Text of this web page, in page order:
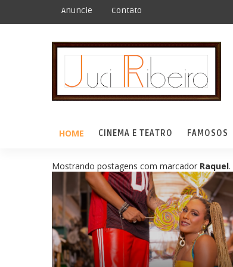
Anuncie Contato
HOME CINEMA E TEATRO FAMOSOS
Mostrando postagens com marcador Raquel.